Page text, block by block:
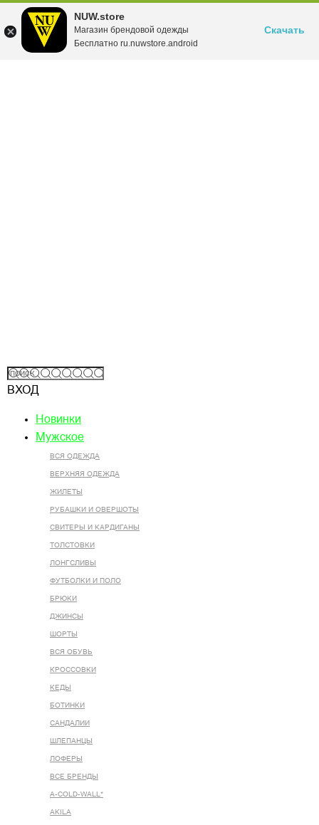
NUW.store
Магазин брендовой одежды
Бесплатно ru.nuwstore.android
Скачать
ВХОД
Новинки
Мужское
ВСЯ ОДЕЖДА
ВЕРХНЯЯ ОДЕЖДА
ЖИЛЕТЫ
РУБАШКИ И ОВЕРШОТЫ
СВИТЕРЫ И КАРДИГАНЫ
ТОЛСТОВКИ
ЛОНГСЛИВЫ
ФУТБОЛКИ И ПОЛО
БРЮКИ
ДЖИНСЫ
ШОРТЫ
ВСЯ ОБУВЬ
КРОССОВКИ
КЕДЫ
БОТИНКИ
САНДАЛИИ
ШЛЕПАНЦЫ
ЛОФЕРЫ
ВСЕ БРЕНДЫ
A-COLD-WALL*
AKILA